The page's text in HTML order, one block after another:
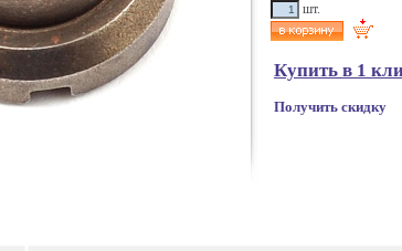
шт.
Купить в 1
Получить скидку